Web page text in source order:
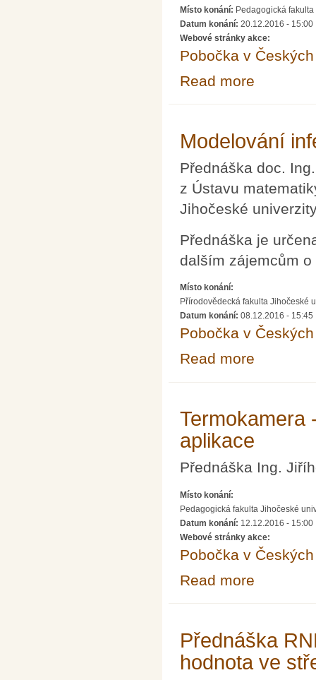
Místo konání: Pedagogická
Datum konání: 20.12.2016 - 15:00
Webové stránky akce:
Pobočka v
Read more
Modelování
Přednáška doc.
z Ústavu
Jihočeské
Přednáška je
dalším zájemcům
Místo konání:
Přírodovědecká fakulta Jihočeské
Datum konání: 08.12.2016 - 15:45
Pobočka v
Read more
Termokamera
aplikace
Přednáška Ing.
Místo konání:
Pedagogická fakulta Jihočeské
Datum konání: 12.12.2016 - 15:00
Webové stránky akce:
Pobočka v
Read more
Přednáška
hodnota ve